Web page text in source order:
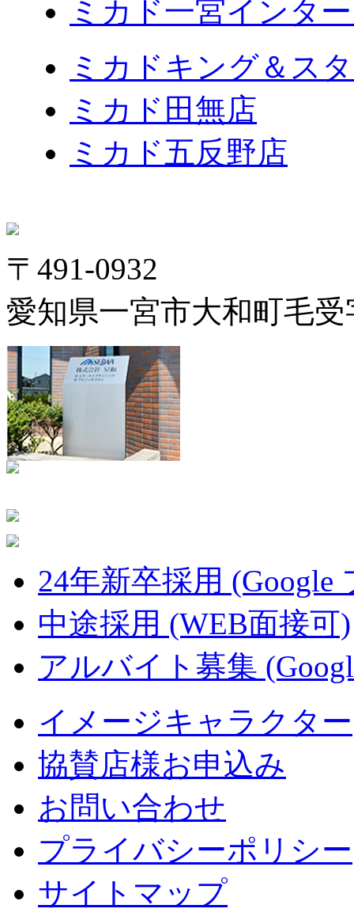
ミカド一宮インタ
ミカドキング＆ス
ミカド田無店
ミカド五反野店
〒491-0932
愛知県一宮市大和町毛受
24年新卒採用 (Google
中途採用 (WEB面接可)
アルバイト募集
イメージキャラクター
協賛店様お申込み
お問い合わせ
プライバシーポリシー
サイトマップ